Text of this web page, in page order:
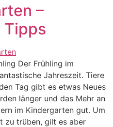
–
Tipps
Der Frühling im
Jahreszeit. Tiere
Tag gibt es etwas Neues
länger und das Mehr an
im Kindergarten gut. Um
zu trüben, gilt es aber